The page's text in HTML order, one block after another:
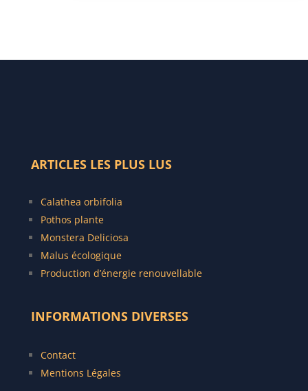
ARTICLES LES PLUS LUS
Calathea orbifolia
Pothos plante
Monstera Deliciosa
Malus écologique
Production d’énergie renouvellable
INFORMATIONS DIVERSES
Contact
Mentions Légales